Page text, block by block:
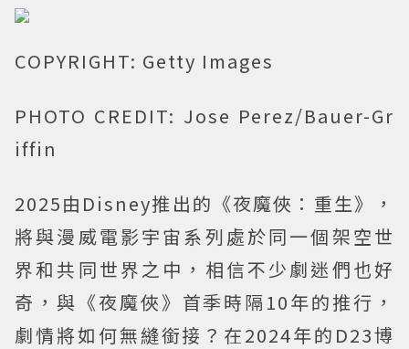
COPYRIGHT: Getty Images
PHOTO CREDIT: Jose Perez/Bauer-Gr
iffin
2025由Disney推出的《夜魔俠：重生》，
將與漫威電影宇宙系列處於同一個架空世
界和共同世界之中，相信不少劇迷們也好
奇，與《夜魔俠》首季時隔10年的推行，
劇情將如何無縫銜接？在2024年的D23博